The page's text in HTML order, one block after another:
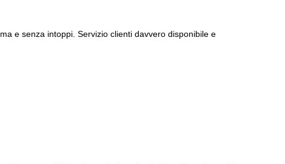
e senza intoppi. Servizio clienti davvero disponibile e